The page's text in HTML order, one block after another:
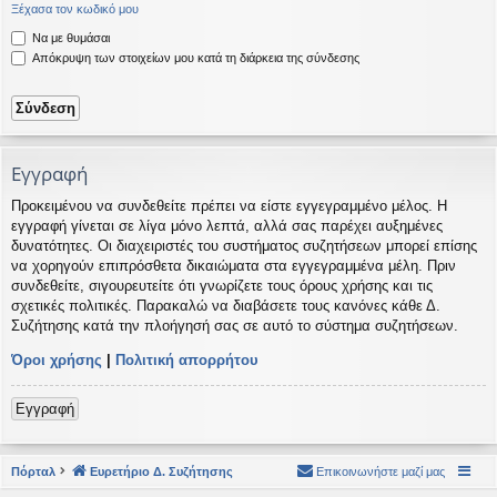
Ξέχασα τον κωδικό μου
Να με θυμάσαι
Απόκρυψη των στοιχείων μου κατά τη διάρκεια της σύνδεσης
Εγγραφή
Προκειμένου να συνδεθείτε πρέπει να είστε εγγεγραμμένο μέλος. Η
εγγραφή γίνεται σε λίγα μόνο λεπτά, αλλά σας παρέχει αυξημένες
δυνατότητες. Οι διαχειριστές του συστήματος συζητήσεων μπορεί επίσης
να χορηγούν επιπρόσθετα δικαιώματα στα εγγεγραμμένα μέλη. Πριν
συνδεθείτε, σιγουρευτείτε ότι γνωρίζετε τους όρους χρήσης και τις
σχετικές πολιτικές. Παρακαλώ να διαβάσετε τους κανόνες κάθε Δ.
Συζήτησης κατά την πλοήγησή σας σε αυτό το σύστημα συζητήσεων.
Όροι χρήσης | Πολιτική απορρήτου
Εγγραφή
Πόρταλ Ευρετήριο Δ. Συζήτησης Επικοινωνήστε μαζί μας